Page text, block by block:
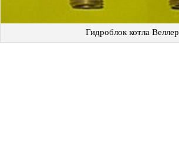
Гидроблок котла Веллер